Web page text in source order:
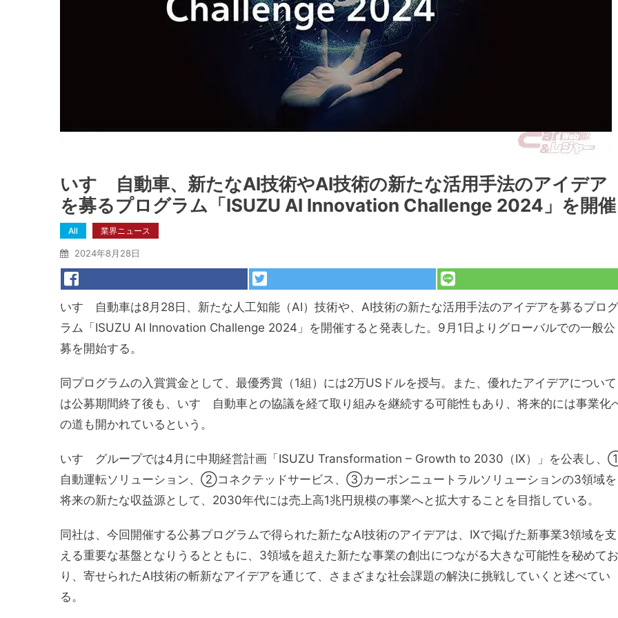
いすゞ自動車、新たなAI技術やAI技術の新たな活用手法のアイデア
を募るプログラム「ISUZU AI Innovation Challenge 2024」を開催
All 業界ニュース
2024年8月28日
いすゞ自動車は8月28日、新たな人工知能（AI）技術や、AI技術の新たな活用手法のアイデアを募るプログ
ラム「ISUZU AI Innovation Challenge 2024」を開催すると発表した。9月1日よりグローバルでの一般公
募を開始する。
同プログラムの入賞賞金として、最優秀賞（1組）には2万USドルを授与。また、優れたアイデアについて
は公募期間終了後も、いすゞ自動車との協議を経て取り組みを継続する可能性もあり、将来的には事業化
の道も開かれているという。
いすゞグループでは4月に中期経営計画「ISUZU Transformation – Growth to 2030（IX）」を公表し
自動運転ソリューション、②コネクテッドサービス、③カーボンニュートラルソリューションの3領域を
将来の新たな収益源として、2030年代には売上高1兆円規模の事業へと拡大することを目指している。
同社は、今回開催する公募プログラムで得られた新たなAI技術のアイデアは、IXで掲げた新事業3領域を支
える重要な基盤となりうるとともに、3領域を超えた新たな事業の創出につながる大きな可能性を秘めてお
り、寄せられたAI技術の斬新なアイデアを通じて、さまざまな社会課題の解決に挑戦していくと述べてい
る。